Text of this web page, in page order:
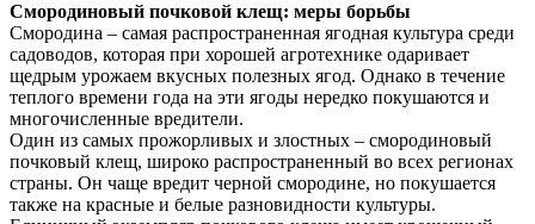
Смородиновый почковой клещ: меры борьбы
Смородина – самая распространенная ягодная культура среди
садоводов, которая при хорошей агротехнике одаривает
щедрым урожаем вкусных полезных ягод. Однако в течение
теплого времени года на эти ягоды нередко покушаются и
многочисленные вредители.
Один из самых прожорливых и злостных – смородиновый
почковый клещ, широко распространенный во всех регионах
страны. Он чаще вредит черной смородине, но покушается
также на красные и белые разновидности культуры.